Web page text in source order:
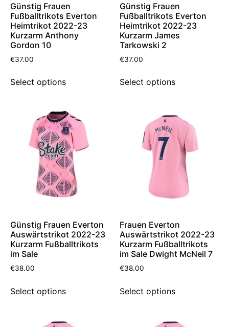
Günstig Frauen
Fußballtrikots Everton
Heimtrikot 2022-23
Kurzarm Anthony
Gordon 10
€37.00
Select options
Günstig Frauen
Fußballtrikots Everton
Heimtrikot 2022-23
Kurzarm James
Tarkowski 2
€37.00
Select options
Günstig Frauen Everton
Auswärtstrikot 2022-23
Kurzarm Fußballtrikots
im Sale
€38.00
Select options
Frauen Everton
Auswärtstrikot 2022-23
Kurzarm Fußballtrikots
im Sale Dwight McNeil 7
€38.00
Select options